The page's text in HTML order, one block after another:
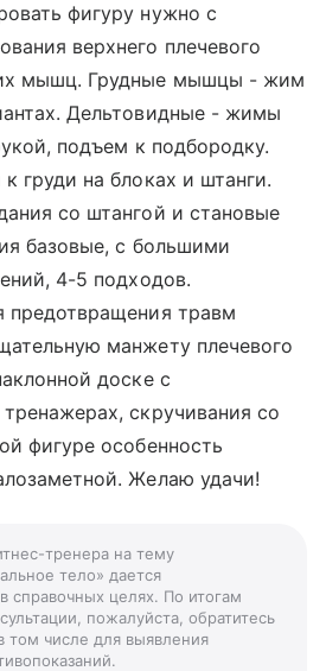
фигуру нужно с
верхнего плечевого
мышц. Грудные мышцы - жим
Дельтовидные - жимы
подъем к подбородку.
груди на блоках и штанги.
со штангой и становые
базовые, с большими
4-5 подходов.
предотвращения травм
манжету плечевого
доске с
скручивания со
фигуре особенность
Желаю удачи!
тренера на тему
тело» дается
справочных целях. По итогам
пожалуйста, обратитесь
том числе для выявления